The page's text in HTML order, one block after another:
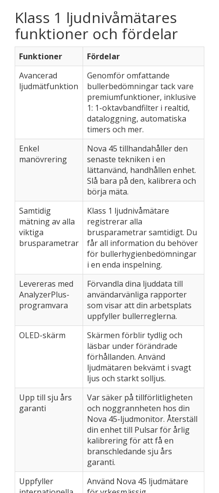
Klass 1 ljudnivåmätares
funktioner och fördelar
Funktioner
Fördelar
Avancerad
ljudmätfunktion
Genomför omfattande
bullerbedömningar tack vare
premiumfunktioner, inklusive
1: 1-oktavbandfilter i realtid,
dataloggning, automatiska
timers och mer.
Enkel
manövrering
Nova 45 tillhandahåller den
senaste tekniken i en
lättanvänd, handhållen enhet.
Slå bara på den, kalibrera och
börja mäta.
Samtidig
mätning av alla
viktiga
brusparametrar
Klass 1 ljudnivåmätare
registrerar alla
brusparametrar samtidigt. Du
får all information du behöver
för bullerhygienbedömningar
i en enda inspelning.
Levereras med
AnalyzerPlus-
programvara
Förvandla dina ljuddata till
användarvänliga rapporter
som visar att din arbetsplats
uppfyller bullerreglerna.
OLED-skärm
Skärmen förblir tydlig och
läsbar under förändrade
förhållanden. Använd
ljudmätaren bekvämt i svagt
ljus och starkt solljus.
Upp till sju års
garanti
Var säker på tillförlitligheten
och noggrannheten hos din
Nova 45-ljudmonitor. Återställ
din enhet till Pulsar för årlig
kalibrering för att få en
branschledande sju års
garanti.
Uppfyller
Använd Nova 45 ljudmätare